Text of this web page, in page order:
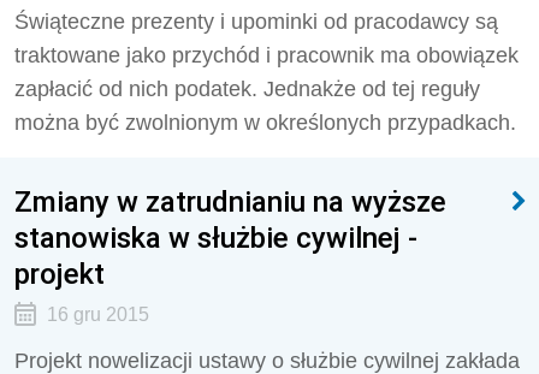
Świąteczne prezenty i upominki od pracodawcy są
traktowane jako przychód i pracownik ma obowiązek
zapłacić od nich podatek. Jednakże od tej reguły
można być zwolnionym w określonych przypadkach.
Zmiany w zatrudnianiu na wyższe
stanowiska w służbie cywilnej -
projekt
16 gru 2015
Projekt nowelizacji ustawy o służbie cywilnej zakłada